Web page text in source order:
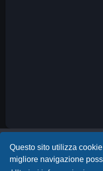
Questo sito utilizza
migliore navigazione
Forum